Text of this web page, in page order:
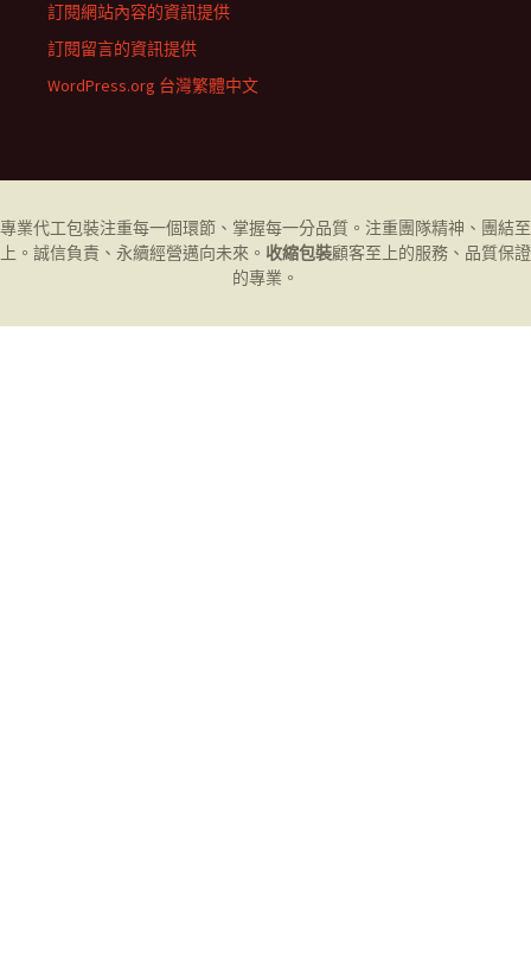
訂閱網站內容的資訊提供
訂閱留言的資訊提供
WordPress.org 台灣繁體中文
專業代工包裝注重每一個環節、掌握每一分品質。注重團隊精神、團結至
上。誠信負責、永續經營邁向未來。 收縮包裝顧客至上的服務、品質保證
的專業。